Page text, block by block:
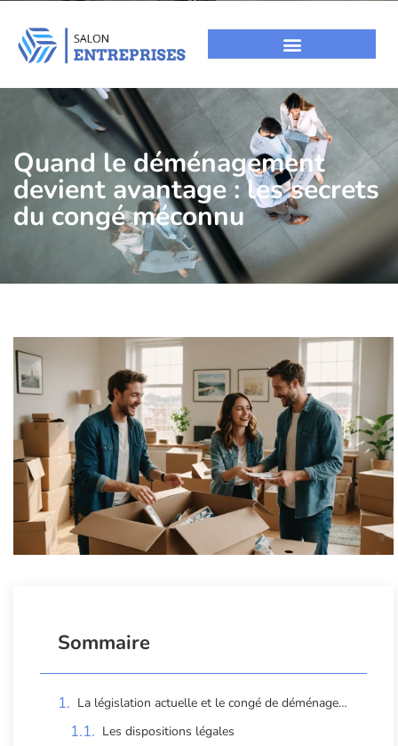
Quand le déménagement
devient avantage : les secrets
du congé méconnu
Sommaire
La législation actuelle et le congé de déménagement
Les dispositions légales